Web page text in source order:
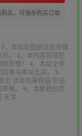
买，可保存购买订单
、本站仅提供信息存储
。 3、本内容若侵犯
处理！ 4、本站全资
果与本站无关。 5、
出 涉及自身权益/利益
报。 6、本教程仅供
无关